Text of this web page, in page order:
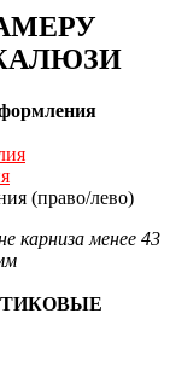
(право/лево)
карниза менее 43